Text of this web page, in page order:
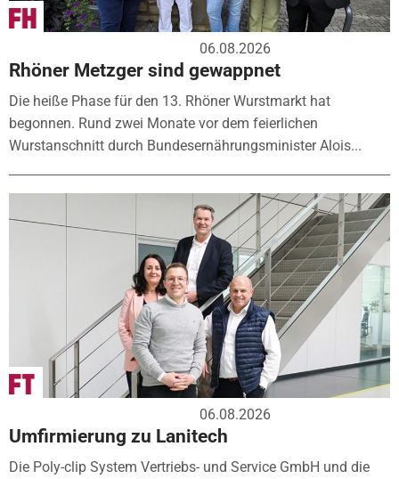
06.08.2026
Rhöner Metzger sind gewappnet
Die heiße Phase für den 13. Rhöner Wurstmarkt hat
begonnen. Rund zwei Monate vor dem feierlichen
Wurstanschnitt durch Bundesernährungsminister Alois...
06.08.2026
Umfirmierung zu Lanitech
Die Poly-clip System Vertriebs- und Service GmbH und die